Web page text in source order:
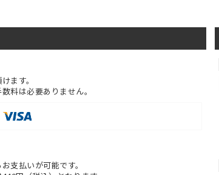
ます。
料は必要ありません。
支払いが可能です。